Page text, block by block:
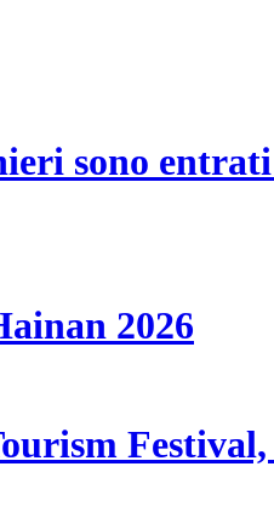
sono
2026
Festival,